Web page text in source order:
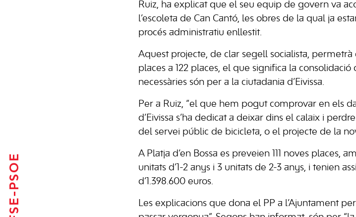
FSE-PSOE
Ruiz, ha explicat que el seu equip de govern va
l’escoleta de Can Cantó, les obres de la qual ja
procés administratiu enllestit.
Aquest projecte, de clar segell socialista,
places a 122 places, el que significa la
necessàries són per a la ciutadania d’Eivissa.
Per a Ruiz, “el que hem pogut comprovar en els
d’Eivissa s’ha dedicat a deixar dins el calaix i
del servei públic de bicicleta, o el projecte de la
A Platja d’en Bossa es preveien 111 noves places,
unitats d’1-2 anys i 3 unitats de 2-3 anys, i tenien
d’1.398.600 euros.
Les explicacions que dona el PP a l’Ajuntament